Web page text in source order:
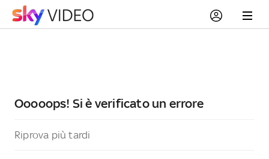
Ooooops! Si è verificato un errore
Riprova più tardi